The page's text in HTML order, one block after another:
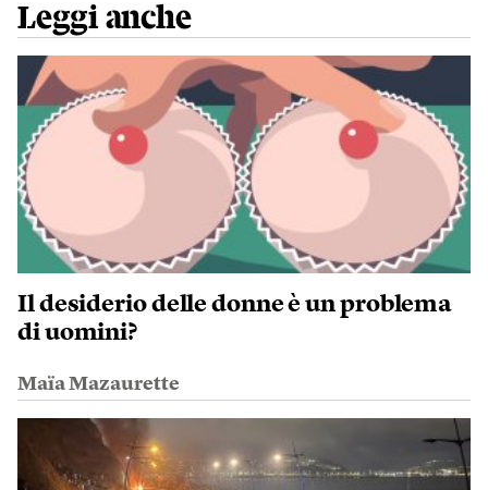
Leggi anche
Il desiderio delle donne è un problema
di uomini?
Maïa Mazaurette